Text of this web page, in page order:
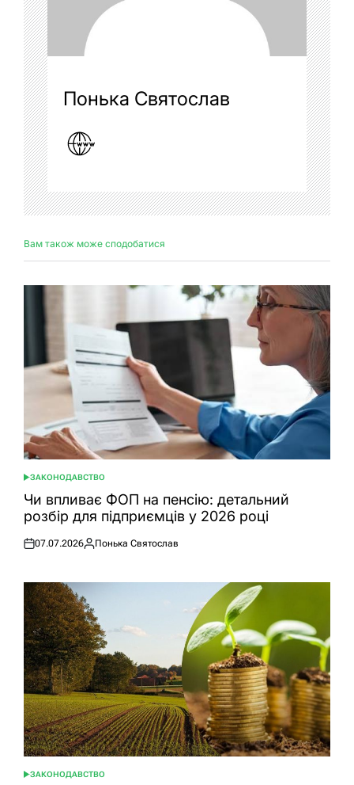
Понька Святослав
Вам також може сподобатися
ОПУБЛІКУВАТИ
У
ЗАКОНОДАВСТВО
Чи впливає ФОП на пенсію: детальний
розбір для підприємців у 2026 році
Оприлюднено
07.07.2026
Опубліковано
Понька Святослав
ОПУБЛІКУВАТИ
ЗАКОНОДАВСТВО